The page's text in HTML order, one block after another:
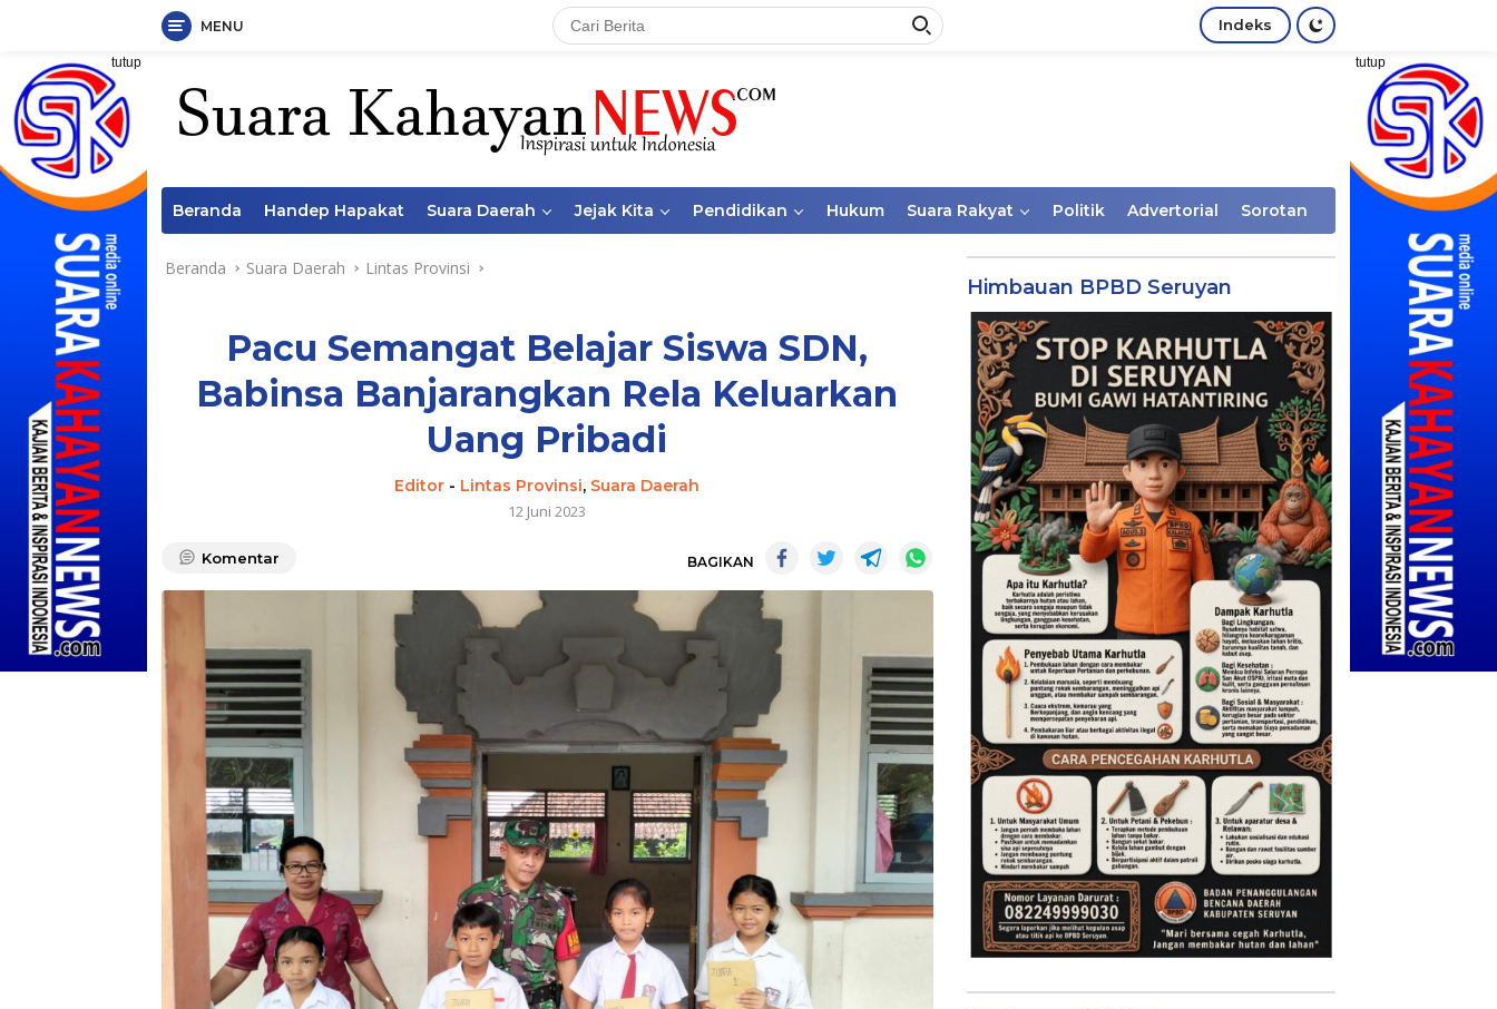
Langsung
konten
MENU Indeks
tutup tutup
Beranda Handep Hapakat Suara Daerah Jejak Kita Pendidikan Hukum Suara Rakyat Politik Advertorial Sorotan
Beranda Suara Daerah Lintas Provinsi
Pacu Semangat Belajar Siswa SDN,
Babinsa Banjarangkan Rela Keluarkan
Uang Pribadi
Editor - Lintas Provinsi, Suara Daerah
12 Juni 2023
Komentar BAGIKAN
Himbauan BPBD Seruyan